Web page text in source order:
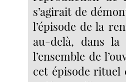
s’agirait de
l’épisode de la
au-delà, dans
l’ensemble de
cet épisode